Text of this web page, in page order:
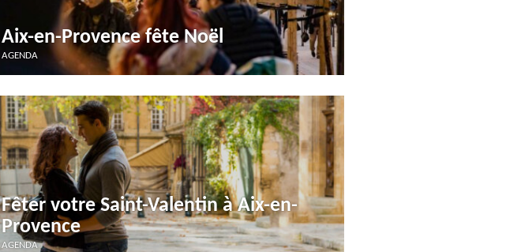
Aix-en-Provence fête Noël
AGENDA
Fêter votre Saint-Valentin à Aix-en-
Provence
AGENDA